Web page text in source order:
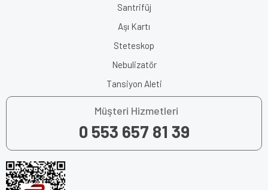
Santrifüj
Aşı Kartı
Steteskop
Nebulizatör
Tansiyon Aleti
Müşteri Hizmetleri
0 553 657 81 39